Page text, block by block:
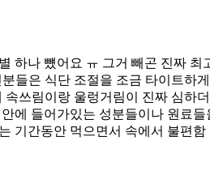
하나 뻈어요 ㅠ 그거 빼곤 진짜
들은 식단 조절을 조금 타이트하
쓰림이랑 울렁거림이 진짜 심하
에 들어가있는 성분들이나 원료
기간동안 먹으면서 속에서 불편